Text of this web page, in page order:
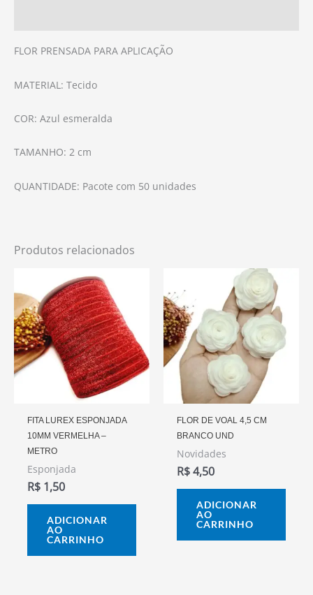
FLOR PRENSADA PARA APLICAÇÃO
MATERIAL: Tecido
COR: Azul esmeralda
TAMANHO: 2 cm
QUANTIDADE: Pacote com 50 unidades
Produtos relacionados
FITA LUREX ESPONJADA
10MM VERMELHA –
METRO
Esponjada
R$ 1,50
ADICIONAR
AO
CARRINHO
FLOR DE VOAL 4,5 CM
BRANCO UND
Novidades
R$4,50
ADICIONAR
AO
CARRINHO